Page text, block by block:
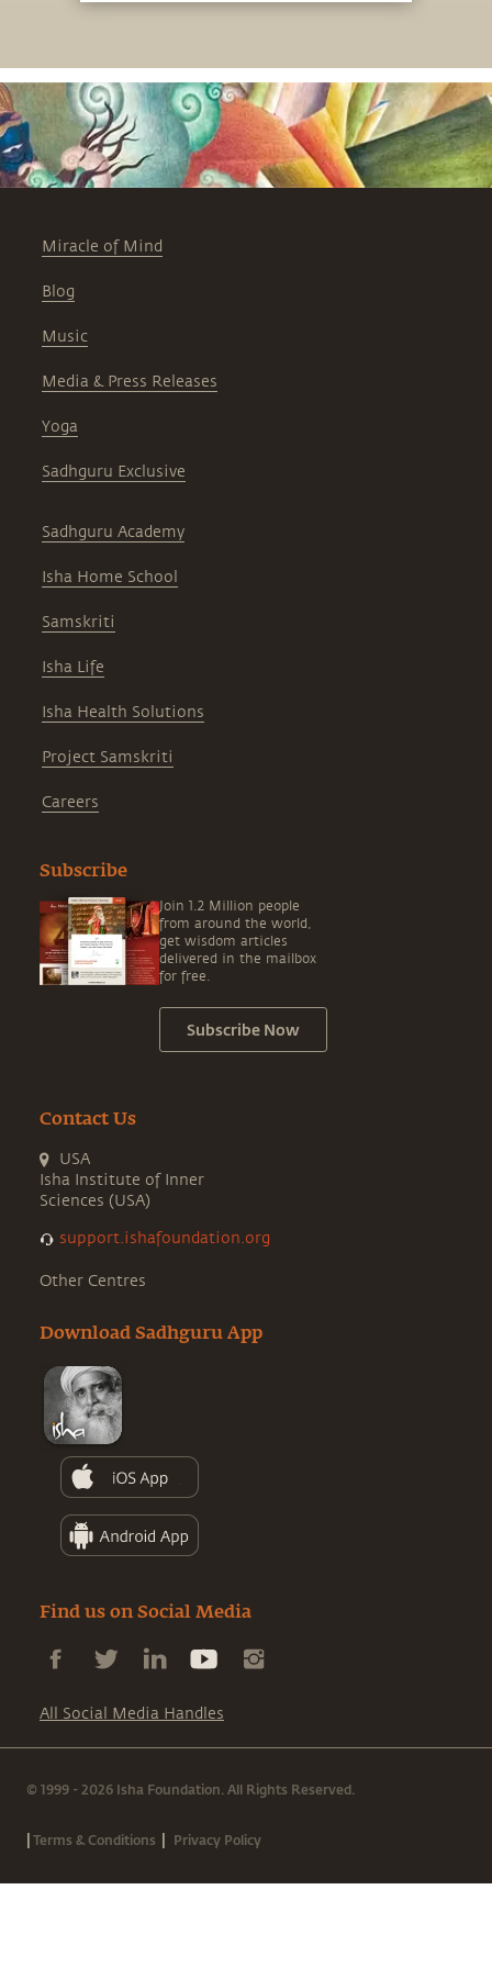
Miracle of Mind
Blog
Music
Media & Press Releases
Yoga
Sadhguru Exclusive
Sadhguru Academy
Isha Home School
Samskriti
Isha Life
Isha Health Solutions
Project Samskriti
Careers
Subscribe
Join 1.2 Million people
from around the world,
get wisdom articles
delivered in the mailbox
for free.
Subscribe Now
Contact Us
USA
Isha Institute of Inner
Sciences (USA)
support.ishafoundation.org
Other Centres
Download Sadhguru App
Find us on Social Media
All Social Media Handles
© 1999 - 2026 Isha Foundation. All Rights Reserved.
|Terms & Conditions | Privacy Policy